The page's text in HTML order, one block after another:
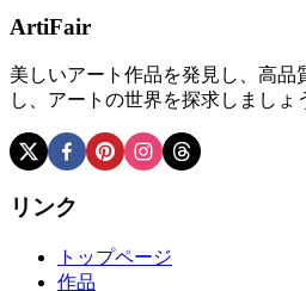
ArtiFair
美しいアート作品を発見し、高品
し、アートの世界を探求しましょ
リンク
トップページ
作品